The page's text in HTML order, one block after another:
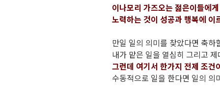
이나모리 가즈오는 젊은이들에
노력하는 것이 성공과 행복에
만일 일의 의미를 찾았다면 축하
내가 맡은 일을 열심히 그리고
그런데 여기서 한가지 전제 조
수동적으로 일을 한다면 일의 의